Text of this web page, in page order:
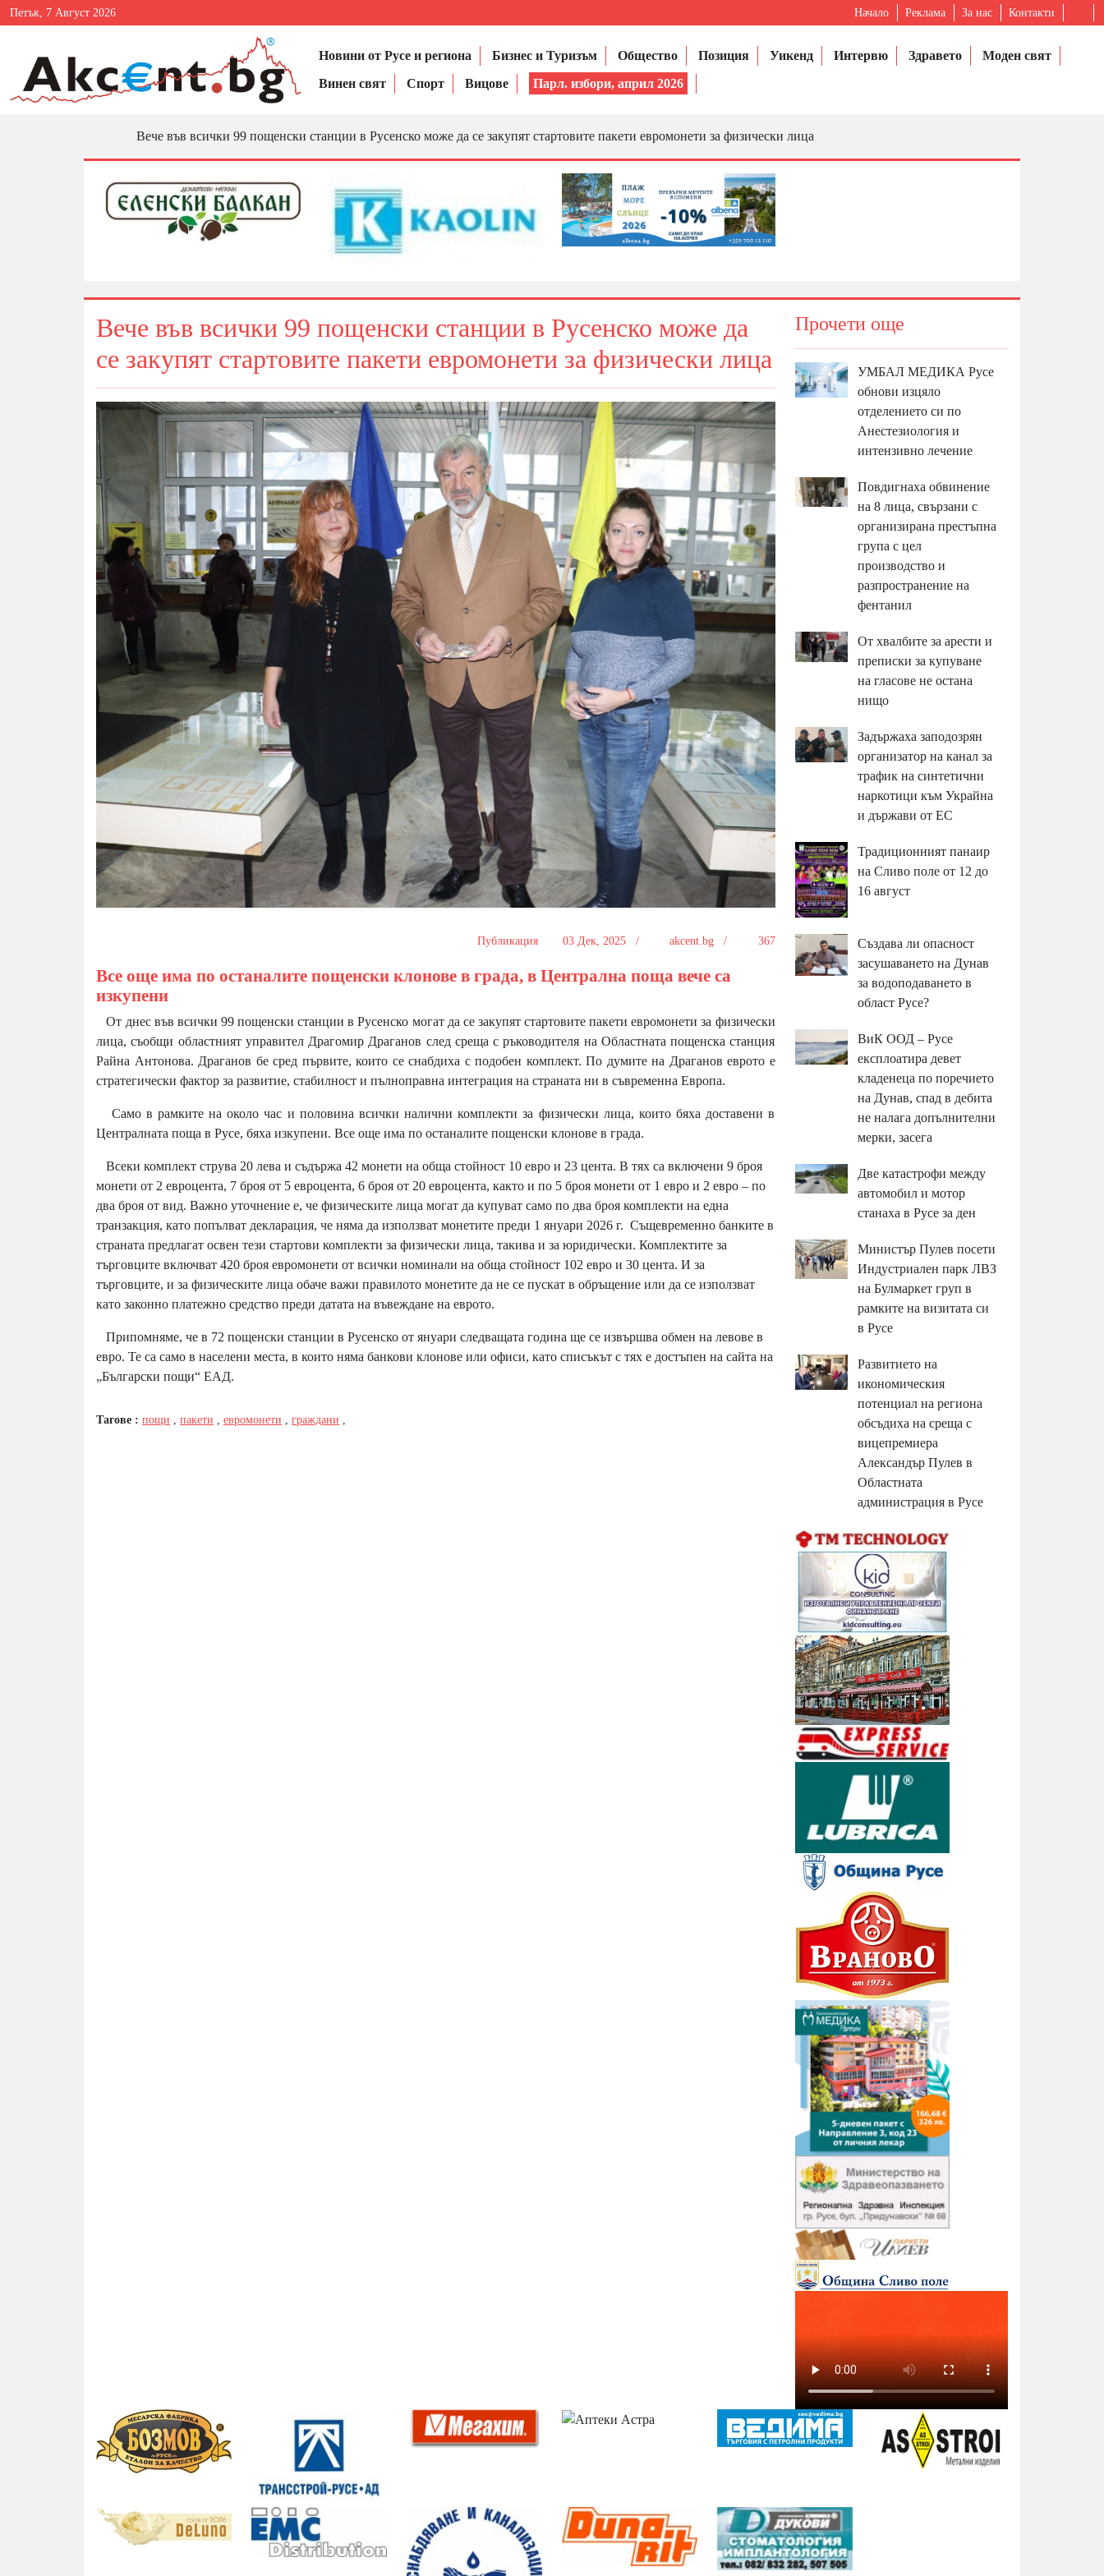
Петък, 7 Август 2026 Начало Реклама За нас Контакти
Новини от Русе и региона Бизнес и Туризъм Общество Позиция Уикенд Интервю Здравето
Моден свят
Винен свят
Спорт Вицове Парл. избори, април 2026
Вече във всички 99 пощенски станции в Русенско може да се закупят стартовите пакети евромонети за физически лица
Вече във всички 99 пощенски станции в Русенско може да
се закупят стартовите пакети евромонети за физически лица
Публикация 03 Дек, 2025 / akcent.bg / 367
Все още има по останалите пощенски клонове в града, в Централна поща вече са
изкупени
От днес във всички 99 пощенски станции в Русенско могат да се закупят стартовите пакети евромонети за физически
лица, съобщи областният управител Драгомир Драганов след среща с ръководителя на Областната пощенска станция
Райна Антонова. Драганов бе сред първите, които се снабдиха с подобен комплект. По думите на Драганов еврото е
стратегически фактор за развитие, стабилност и пълноправна интеграция на страната ни в съвременна Европа.
Само в рамките на около час и половина всички налични комплекти за физически лица, които бяха доставени в
Централната поща в Русе, бяха изкупени. Все още има по останалите пощенски клонове в града.
Всеки комплект струва 20 лева и съдържа 42 монети на обща стойност 10 евро и 23 цента. В тях са включени 9 броя
монети от 2 евроцента, 7 броя от 5 евроцента, 6 броя от 20 евроцента, както и по 5 броя монети от 1 евро и 2 евро – по
два броя от вид. Важно уточнение е, че физическите лица могат да купуват само по два броя комплекти на една
транзакция, като попълват декларация, че няма да използват монетите преди 1 януари 2026 г. Същевременно банките в
страната предлагат освен тези стартови комплекти за физически лица, такива и за юридически. Комплектите за
търговците включват 420 броя евромонети от всички номинали на обща стойност 102 евро и 30 цента. И за
търговците, и за физическите лица обаче важи правилото монетите да не се пускат в обръщение или да се използват
като законно платежно средство преди датата на въвеждане на еврото.
Припомняме, че в 72 пощенски станции в Русенско от януари следващата година ще се извършва обмен на левове в
евро. Те са само в населени места, в които няма банкови клонове или офиси, като списъкът с тях е достъпен на сайта на
„Български пощи“ ЕАД.
Тагове : пощи , пакети , евромонети , граждани ,
Прочети още
УМБАЛ МЕДИКА Русе
обнови изцяло
отделението си по
Анестезиология и
интензивно лечение
Повдигнаха обвинение
на 8 лица, свързани с
организирана престъпна
група с цел
производство и
разпространение на
фентанил
От хвалбите за арести и
преписки за купуване
на гласове не остана
нищо
Задържаха заподозрян
организатор на канал за
трафик на синтетични
наркотици към Украйна
и държави от ЕС
Традиционният панаир
на Сливо поле от 12 до
16 август
Създава ли опасност
засушаването на Дунав
за водоподаването в
област Русе?
ВиК ООД – Русе
експлоатира девет
кладенеца по поречието
на Дунав, спад в дебита
не налага допълнителни
мерки, засега
Две катастрофи между
автомобил и мотор
станаха в Русе за ден
Министър Пулев посети
Индустриален парк ЛВЗ
на Булмаркет груп в
рамките на визитата си
в Русе
Развитието на
икономическия
потенциал на региона
обсъдиха на среща с
вицепремиера
Александър Пулев в
Областната
администрация в Русе